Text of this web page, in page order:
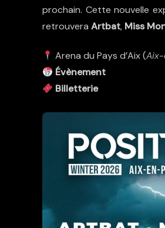
prochain. Cette nouvelle
retrouvera Artbat, Miss
Arena du Pays d’Aix (
Évènement
Billetterie